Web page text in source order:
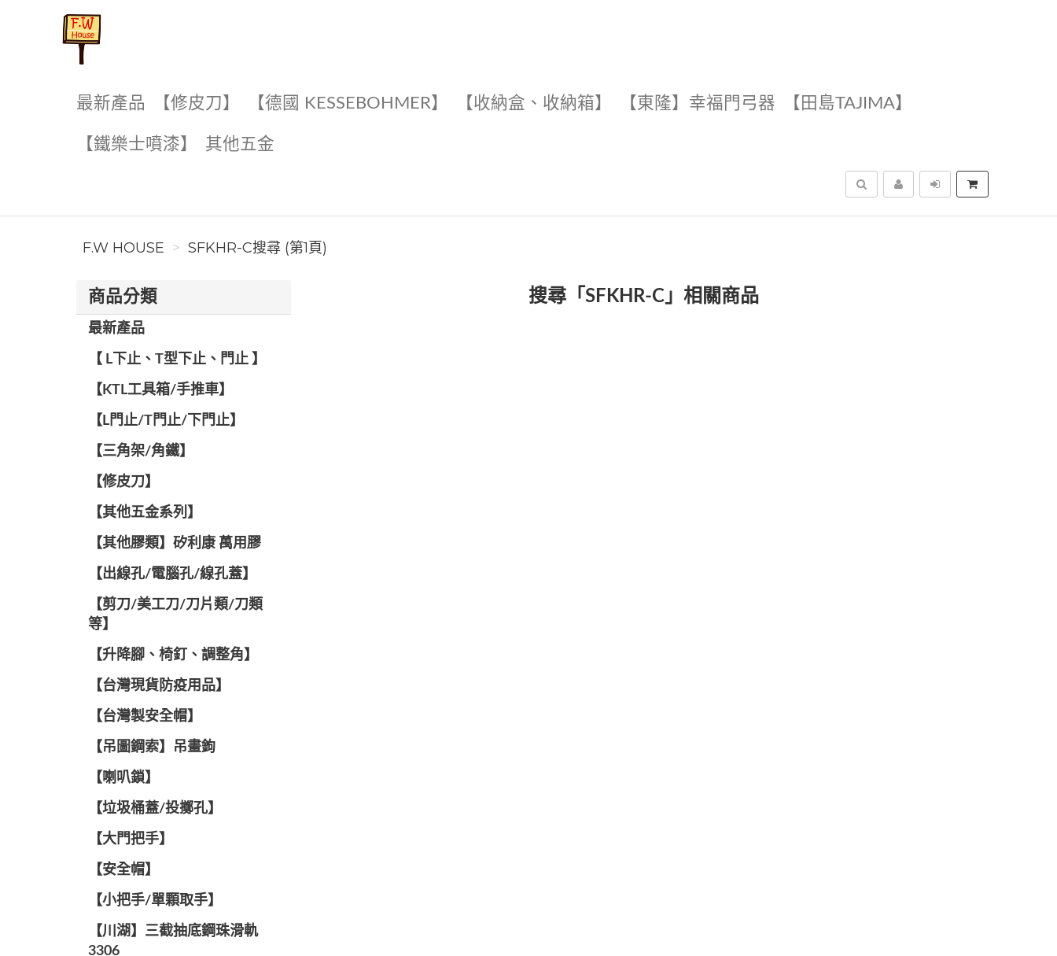
最新產品 【修皮刀】 【德國 KESSEBOHMER】 【收納盒、收納箱】 【東隆】幸福門弓器 【田島TAJIMA】
【鐵樂士噴漆】 其他五金
搜尋
F.W HOUSE SFKHR-C搜尋 (第1頁)
商品分類
最新產品
【 L下止、T型下止、門止 】
【KTL工具箱/手推車】
【L門止/T門止/下門止】
【三角架/角鐵】
【修皮刀】
【其他五金系列】
【其他膠類】矽利康 萬用膠
【出線孔/電腦孔/線孔蓋】
【剪刀/美工刀/刀片類/刀類
等】
【升降腳、椅釘、調整角】
【台灣現貨防疫用品】
【台灣製安全帽】
【吊圖鋼索】吊畫鉤
【喇叭鎖】
【垃圾桶蓋/投擲孔】
【大門把手】
【安全帽】
【小把手/單顆取手】
【川湖】三截抽底鋼珠滑軌
3306
搜尋「SFKHR-C」相關商品